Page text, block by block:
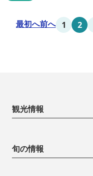
最初へ前へ 1 2
観光情報
旬の情報